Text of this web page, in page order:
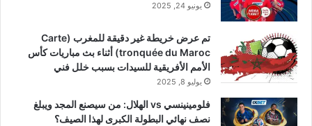
يونيو 24, 2025
تم عرض خريطة غير دقيقة للمغرب (Carte
tronquée du Maroc) أثناء بث مباريات كأس
الأمم الأفريقية للسيدات بسبب خلل فني
يوليو 8, 2025
فلومينينسي vs الهلال: من سيصنع المجد ويبلغ
نصف نهائي البطولة الكبرى لهذا الصيف؟